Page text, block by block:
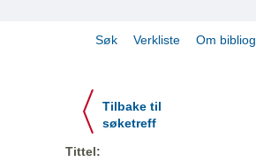
Søk Verkliste Om
Tilbake til
søketreff
Tittel: